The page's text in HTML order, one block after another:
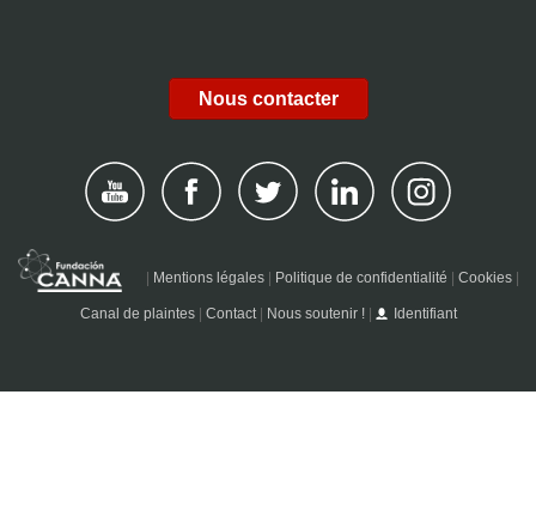
Nous contacter
| Mentions légales| Politique de confidentialité | Cookies|
Canal de plaintes| Contact| Nous soutenir !| Identifiant